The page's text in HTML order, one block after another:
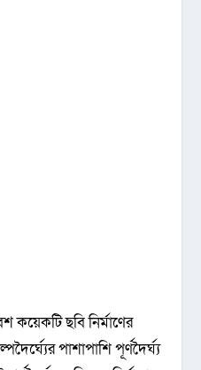
ছবি নির্মাণের
পাশাপাশি পূর্ণদৈর্ঘ্য